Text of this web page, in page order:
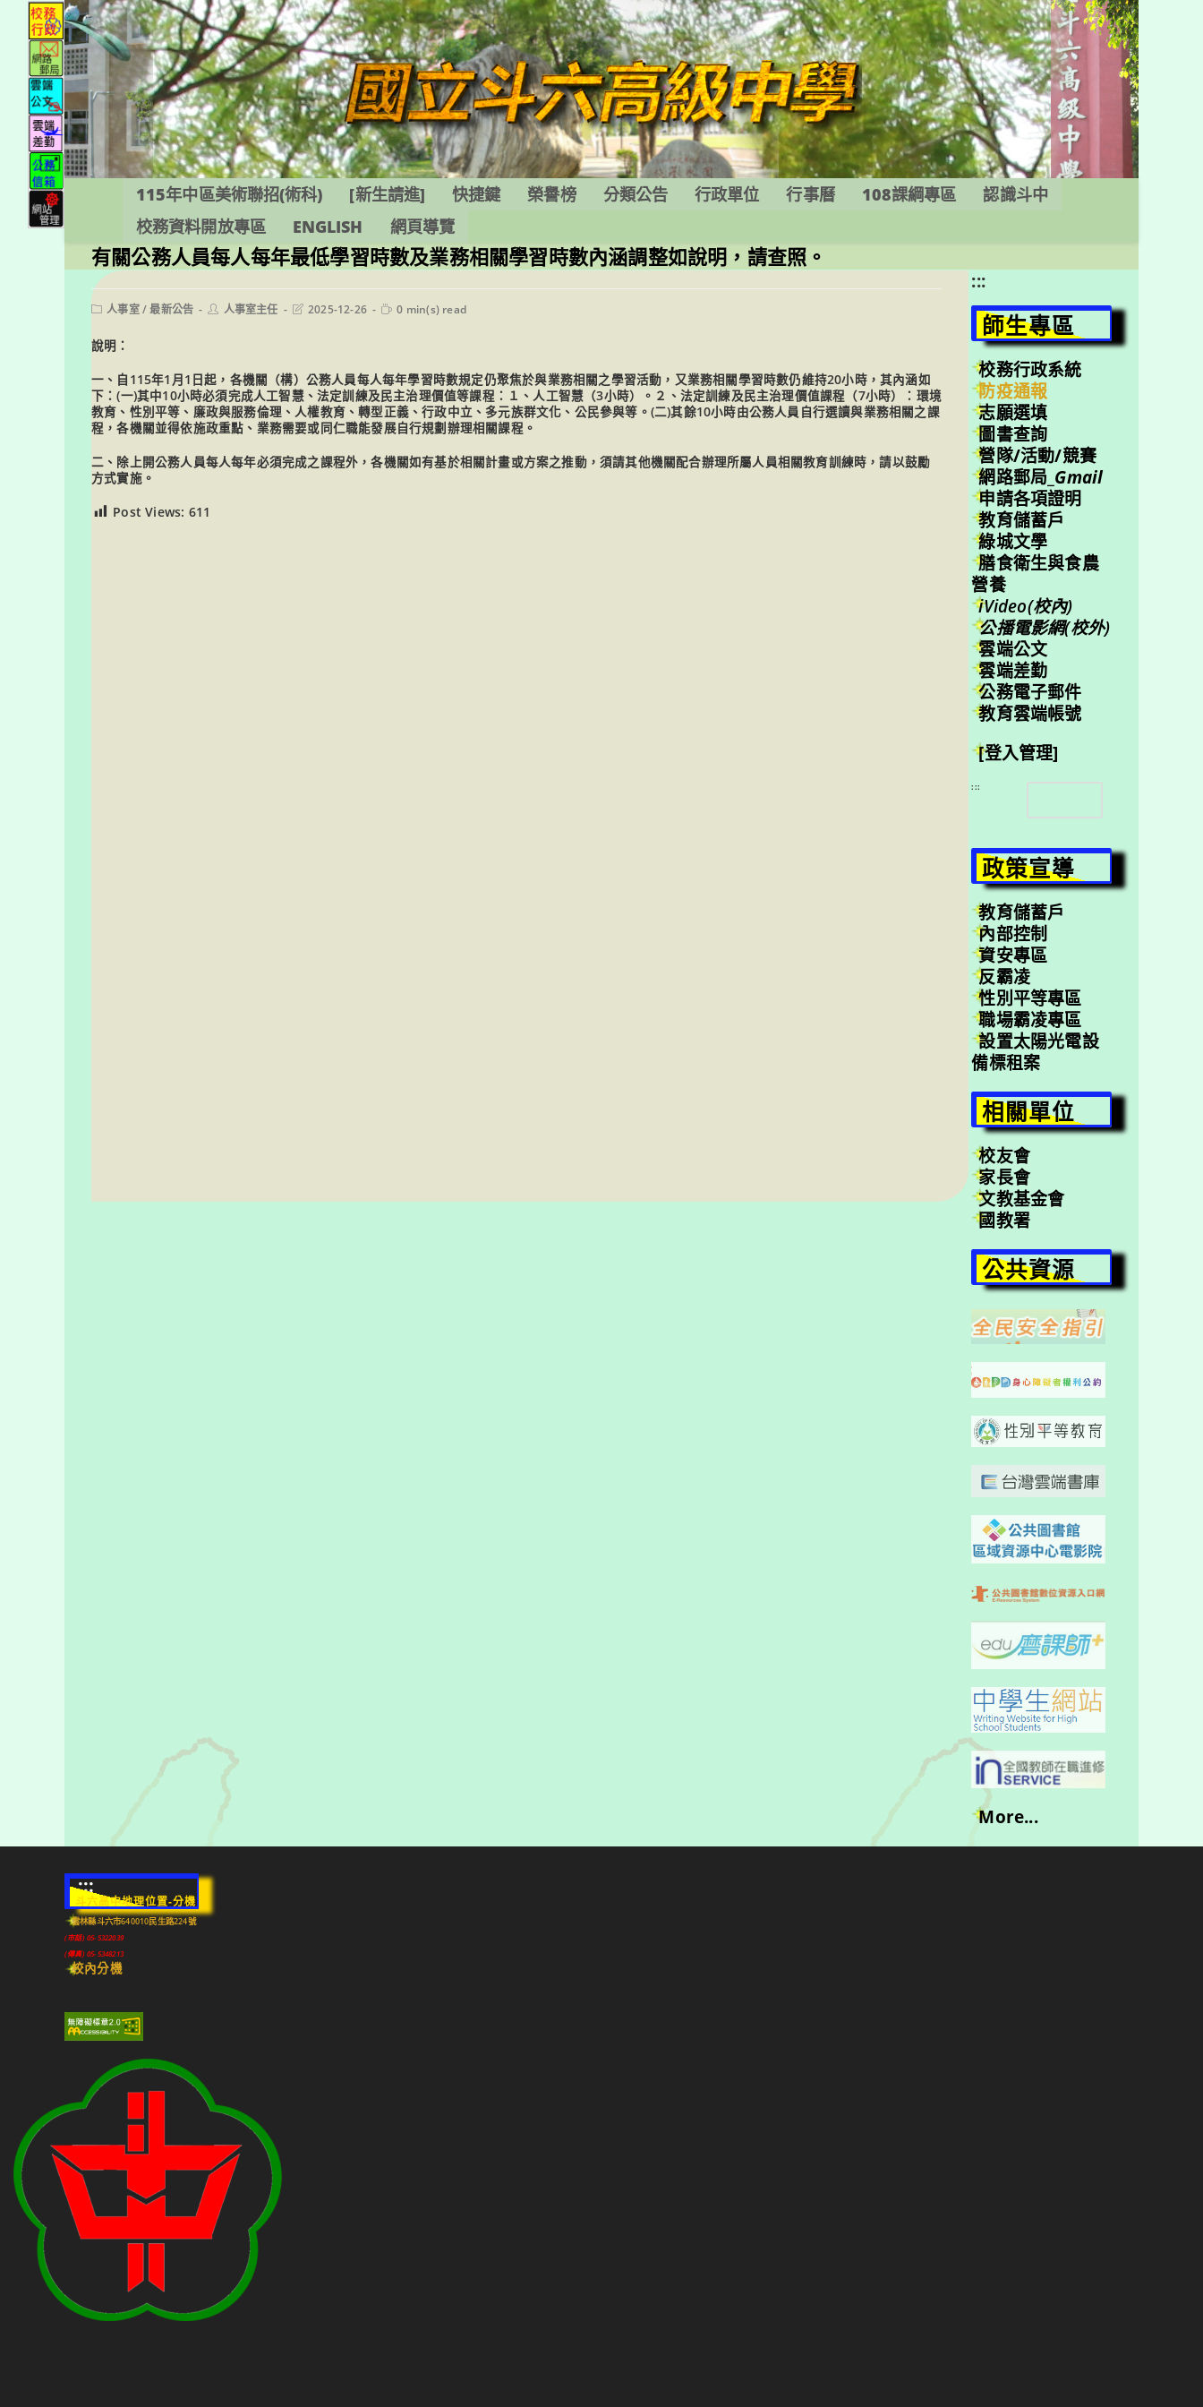
115年中區美術聯招(術科) [新生請進] 快捷鍵 榮譽榜 分類公告 行政單位 行事曆 108課綱專區
認識斗中
校務資料開放專區
ENGLISH 網頁導覽
有關公務人員每人每年最低學習時數及業務相關學習時數內涵調整如說明，請查照。
Post人事室/ 最新公告
Post人事室主任
Post2025-12-26
Reading
0 min(s) read
說明：
一、自115年1月1日起，各機關（構）公務人員每人每年學習時數規定仍聚焦於與業務相關之學習活動，又業務相關學習時數仍維持20小時，其內涵如
下：(一)其中10小時必須完成人工智慧、法定訓練及民主治理價值等課程：１、人工智慧（3小時）。２、法定訓練及民主治理價值課程（7小時）：環境
教育、性別平等、廉政與服務倫理、人權教育、轉型正義、行政中立、多元族群文化、公民參與等。(二)其餘10小時由公務人員自行選讀與業務相關之課
程，各機關並得依施政重點、業務需要或同仁職能發展自行規劃辦理相關課程。
二、除上開公務人員每人每年必須完成之課程外，各機關如有基於相關計畫或方案之推動，須請其他機關配合辦理所屬人員相關教育訓練時，請以鼓勵
方式實施。
Post Views: 611
:::
師生專區
校務行政系統
防疫通報
志願選填
圖書查詢
營隊/活動/競賽
網路郵局_ Gmail
申請各項證明
教育儲蓄戶
綠城文學
膳食衛生與食農
營養
iVideo(校內)
公播電影網(校外)
雲端公文
雲端差勤
公務電子郵件
教育雲端帳號
[登入管理]
:::
搜
尋
政策宣導
教育儲蓄戶
內部控制
資安專區
反霸凌
性別平等專區
職場霸凌專區
設置太陽光電設
備標租案
相關單位
校友會
家長會
文教基金會
國教署
公共資源
More...
:::
斗六高中地理位置-分機
雲林縣斗六市640010民生路224號
(市話) 05-5322039
(傳真) 05-5348213
校內分機